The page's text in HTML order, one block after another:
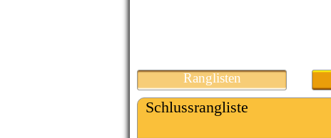
Ranglisten
Schlussrangliste